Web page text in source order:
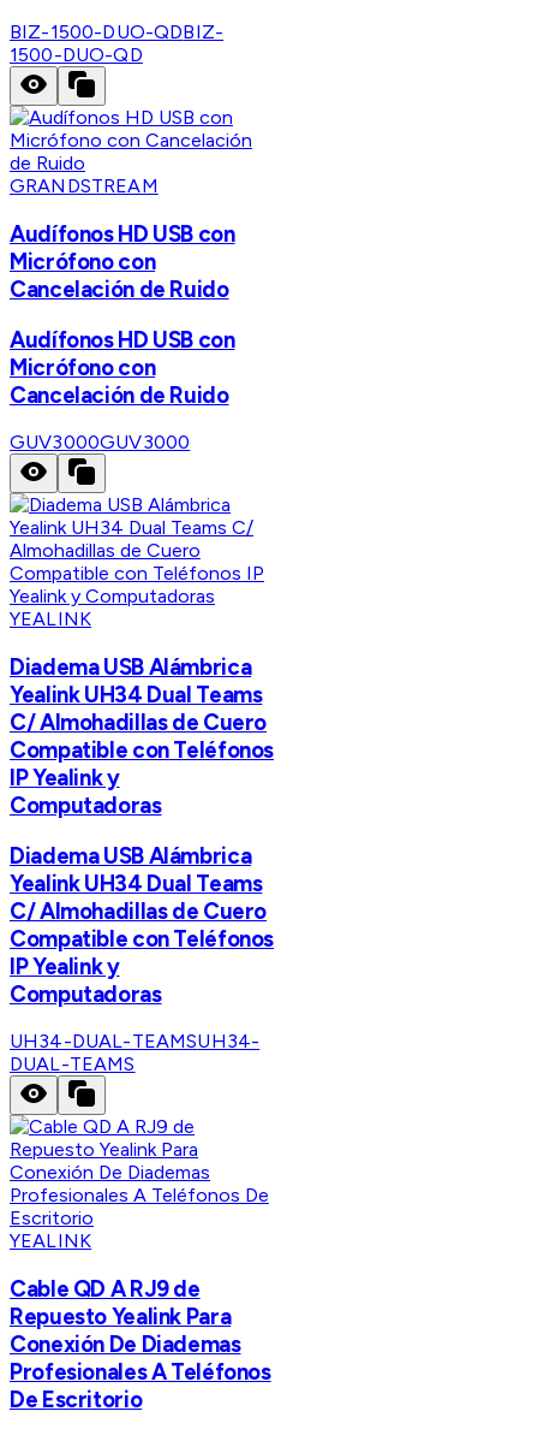
BIZ-1500-DUO-QDBIZ-
1500-DUO-QD
GRANDSTREAM
Audífonos HD USB con
Micrófono con
Cancelación de Ruido
Audífonos HD USB con
Micrófono con
Cancelación de Ruido
GUV3000GUV3000
YEALINK
Diadema USB Alámbrica
Yealink UH34 Dual Teams
C/ Almohadillas de Cuero
Compatible con Teléfonos
IP Yealink y
Computadoras
Diadema USB Alámbrica
Yealink UH34 Dual Teams
C/ Almohadillas de Cuero
Compatible con Teléfonos
IP Yealink y
Computadoras
UH34-DUAL-TEAMSUH34-
DUAL-TEAMS
YEALINK
Cable QD A RJ9 de
Repuesto Yealink Para
Conexión De Diademas
Profesionales A Teléfonos
De Escritorio